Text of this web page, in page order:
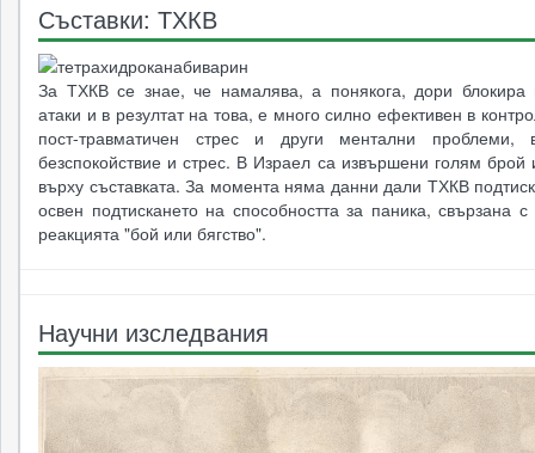
Съставки: ТХКВ
За ТХКВ се знае, че намалява, а понякога, дори блокира
атаки и в резултат на това, е много силно ефективен в
пост-травматичен стрес и други ментални проблеми,
безспокойствие и стрес. В Израел са извършени голям брой
върху съставката. За момента няма данни дали ТХКВ
освен подтискането на способността за паника, свързана
реакцията "бой или бягство".
Научни изследвания